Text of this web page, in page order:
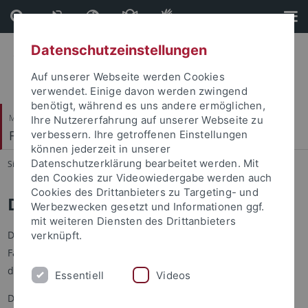
Direkt
zum
Inhalt
Direkt
zur
Fußleiste
Mathematisch-Naturwissenschaftliche Fakultät
Fachbereich Chemie
Sie sind hier: Startseite ... Gremien
Die Fachbereichsversammlung
Der Fachbereich Chemie hat als Gremium die
Fachbereichsversammlung und wird durch ihren Sprecher in
der Fakultät vertreten.
Die Versammlung des Fachbereichs Chemie besteht aus allen
Datenschutzeinstellungen
Auf unserer Webseite werden Cookies
verwendet. Einige davon werden zwingend
benötigt, während es uns andere ermöglichen,
Ihre Nutzererfahrung auf unserer Webseite zu
verbessern. Ihre getroffenen Einstellungen
können jederzeit in unserer
Datenschutzerklärung bearbeitet werden. Mit
den Cookies zur Videowiedergabe werden auch
Cookies des Drittanbieters zu Targeting- und
Werbezwecken gesetzt und Informationen ggf.
mit weiteren Diensten des Drittanbieters
verknüpft.
Essentiell Videos